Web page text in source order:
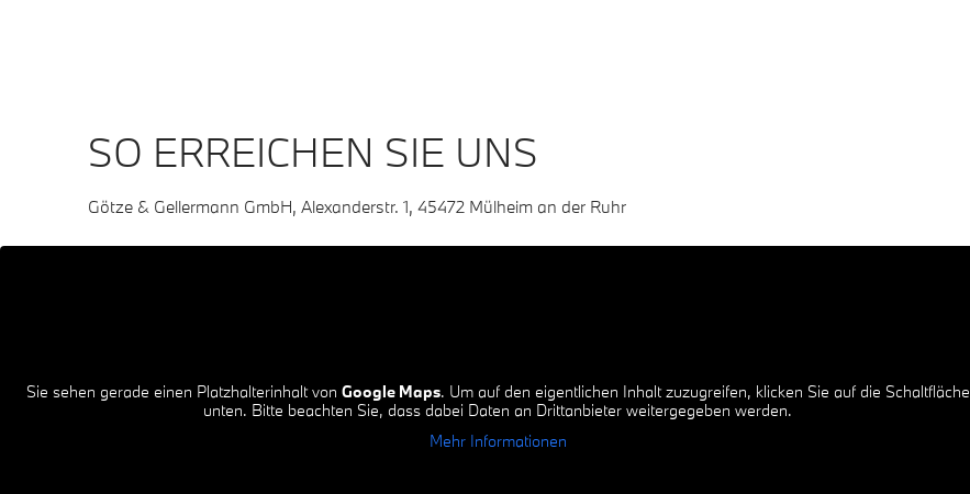
SO ERREICHEN SIE UNS
Götze & Gellermann GmbH, Alexanderstr. 1, 45472 Mülheim an der Ruhr
Sie sehen gerade einen Platzhalterinhalt von Google Maps. Um auf den eigentlichen Inhalt zuzugreifen, klicken Sie auf die Schaltfläche
unten. Bitte beachten Sie, dass dabei Daten an Drittanbieter weitergegeben werden.
Mehr Informationen